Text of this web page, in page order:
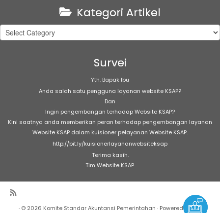
Kategori Artikel
Kategori
Artikel
Survei
Yth. Bapak Ibu
Anda salah satu pengguna layanan website KSAP?
Dan
Ingin pengembangan terhadap Website KSAP?
Kini saatnya anda memberikan peran terhadap pengembangan layanan
Website KSAP dalam kuisioner pelayanan Website KSAP.
http://bit.ly/kuisionerlayananwebsiteksap
Terima kasih.
Tim Website KSAP.
· © 2026 Komite Standar Akuntansi Pemerintahan · Powered by ·